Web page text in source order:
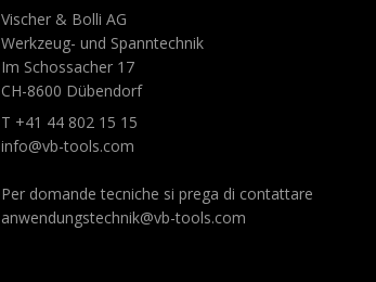
Vischer & Bolli AG
Werkzeug- und Spanntechnik
Im Schossacher 17
CH-8600 Dübendorf
T +41 44 802 15 15
info@vb-tools.com
Per domande tecniche si prega di contattare
anwendungstechnik@vb-tools.com